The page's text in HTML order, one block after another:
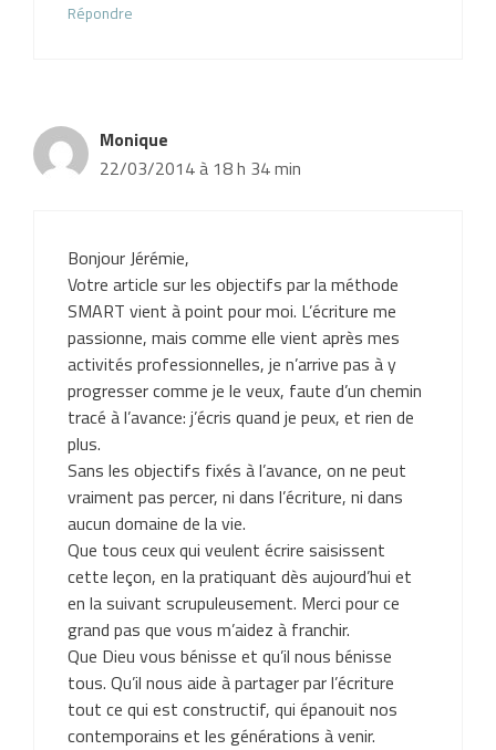
Répondre
Monique
22/03/2014 à 18 h 34 min
Bonjour Jérémie,
Votre article sur les objectifs par la méthode
SMART vient à point pour moi. L’écriture me
passionne, mais comme elle vient après mes
activités professionnelles, je n’arrive pas à y
progresser comme je le veux, faute d’un chemin
tracé à l’avance: j’écris quand je peux, et rien de
plus.
Sans les objectifs fixés à l’avance, on ne peut
vraiment pas percer, ni dans l’écriture, ni dans
aucun domaine de la vie.
Que tous ceux qui veulent écrire saisissent
cette leçon, en la pratiquant dès aujourd’hui et
en la suivant scrupuleusement. Merci pour ce
grand pas que vous m’aidez à franchir.
Que Dieu vous bénisse et qu’il nous bénisse
tous. Qu’il nous aide à partager par l’écriture
tout ce qui est constructif, qui épanouit nos
contemporains et les générations à venir.